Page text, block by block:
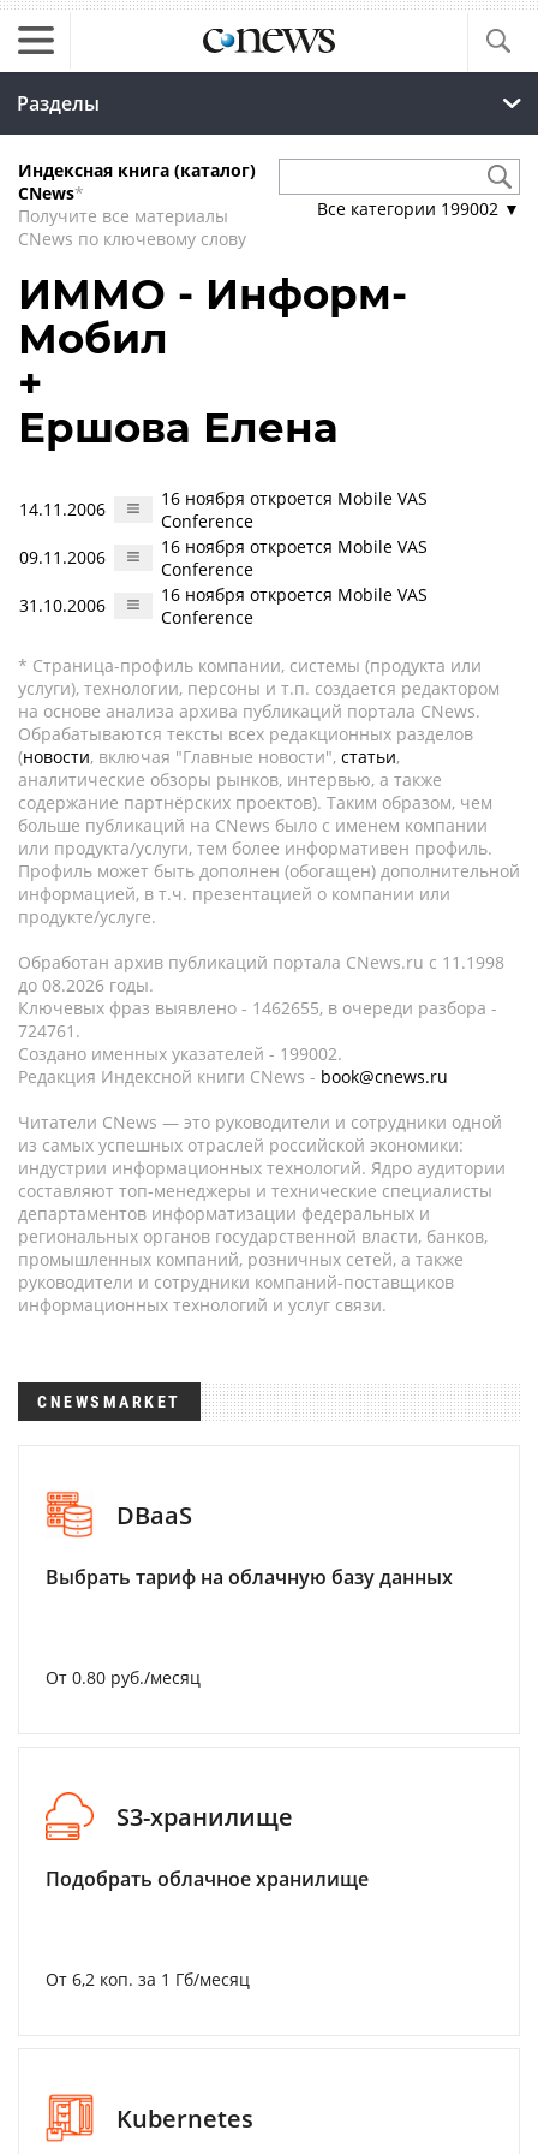
Разделы
Индексная книга (каталог)
CNews*
Получите все материалы
CNews по ключевому слову
Все категории 199002 ▼
ИММО - Информ-
Мобил
+
Ершова Елена
14.11.2006
16 ноября откроется Mobile VAS
Conference
09.11.2006
16 ноября откроется Mobile VAS
Conference
31.10.2006
16 ноября откроется Mobile VAS
Conference
* Страница-профиль компании, системы (продукта или
услуги), технологии, персоны и т.п. создается редактором
на основе анализа архива публикаций портала CNews.
Обрабатываются тексты всех редакционных разделов
(новости, включая "Главные новости", статьи,
аналитические обзоры рынков, интервью, а также
содержание партнёрских проектов). Таким образом, чем
больше публикаций на CNews было с именем компании
или продукта/услуги, тем более информативен профиль.
Профиль может быть дополнен (обогащен) дополнительной
информацией, в т.ч. презентацией о компании или
продукте/услуге.
Обработан архив публикаций портала CNews.ru c 11.1998
до 08.2026 годы.
Ключевых фраз выявлено - 1462655, в очереди разбора -
724761.
Создано именных указателей - 199002.
Редакция Индексной книги CNews - book@cnews.ru
Читатели CNews — это руководители и сотрудники одной
из самых успешных отраслей российской экономики:
индустрии информационных технологий. Ядро аудитории
составляют топ-менеджеры и технические специалисты
департаментов информатизации федеральных и
региональных органов государственной власти, банков,
промышленных компаний, розничных сетей, а также
руководители и сотрудники компаний-поставщиков
информационных технологий и услуг связи.
CNEWSMARKET
DBaaS
Выбрать тариф на облачную базу данных
От 0.80 руб./месяц
S3-хранилище
Подобрать облачное хранилище
От 6,2 коп. за 1 Гб/месяц
Kubernetes